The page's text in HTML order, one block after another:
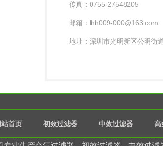
传真：0755-27548205
邮箱：lhh009-000@163.com
地址：深圳市光明新区公明街
站首页 初效过滤器 中效过滤器 高